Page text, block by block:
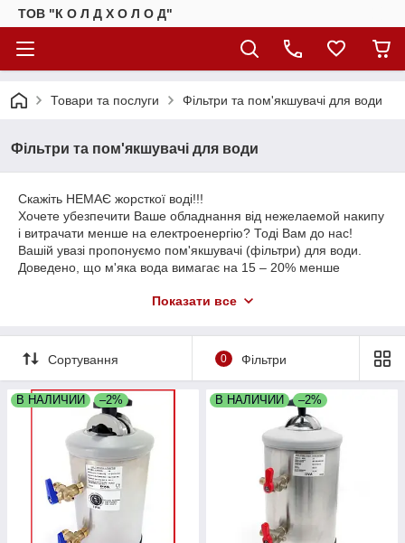
ТОВ "К О Л Д Х О Л О Д"
Товари та послуги Фільтри та пом'якшувачі для води
Фільтри та пом'якшувачі для води
Скажіть НЕМАЄ жорсткої воді!!!
Хочете убезпечити Ваше обладнання від нежелаемой накипу
і витрачати менше на електроенергію? Тоді Вам до нас!
Вашій увазі пропонуємо пом'якшувачі (фільтри) для води.
Доведено, що м'яка вода вимагає на 15 – 20% менше
Фільтри для води призначені для роботи з професійним
конвекційної піччю з пароувлажнением, кавоваркою,
посудомийною машиною та іншим обладнанням.
В наявності фільтри для води на 8; 12; 16; 20 літрів.
Телефонуйте, будемо раді співпраці!
Показати все
Сортування 0 Фільтри
В НАЛИЧИИ –2% В НАЛИЧИИ –2%